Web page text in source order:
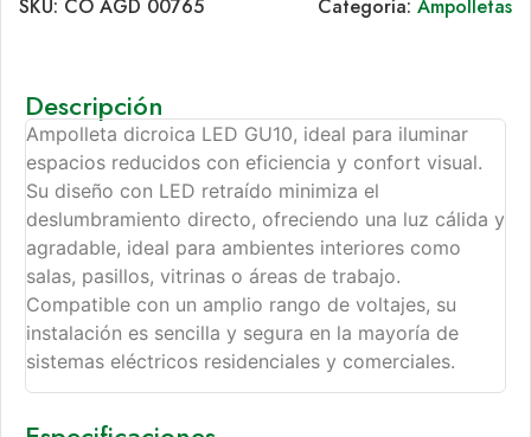
SKU: CO AGD 00765 Categoría: Ampolletas
Descripción
Ampolleta dicroica LED GU10, ideal para iluminar
espacios reducidos con eficiencia y confort visual.
Su diseño con LED retraído minimiza el
deslumbramiento directo, ofreciendo una luz cálida y
agradable, ideal para ambientes interiores como
salas, pasillos, vitrinas o áreas de trabajo.
Compatible con un amplio rango de voltajes, su
instalación es sencilla y segura en la mayoría de
sistemas eléctricos residenciales y comerciales.